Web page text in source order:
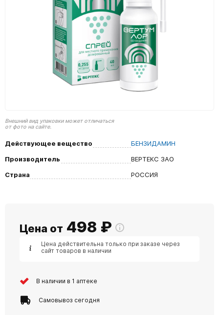
Внешний вид упаковки может отличаться
от фото на сайте.
Действующее вещество
БЕНЗИДАМИН
Производитель
ВЕРТЕКС ЗАО
Страна
РОССИЯ
Цена от 498 ₽
Цена действительна только при заказе через
сайт товаров в наличии
В наличии в 1 аптеке
Самовывоз сегодня